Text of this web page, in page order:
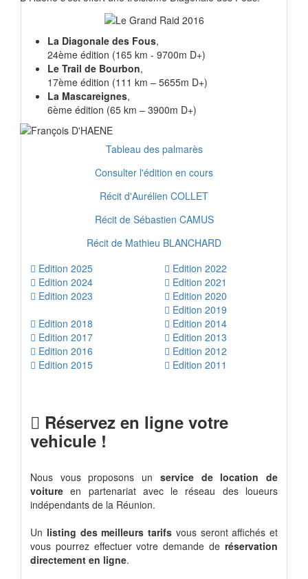
La Diagonale des Fous,
24ème édition (165 km - 9700m D+)
Le Trail de Bourbon,
17ème édition (111 km – 5655m D+)
La Mascareignes,
6ème édition (65 km – 3900m D+)
Tableau des palmarès
Consulter l'édition en cours
Récit d'Aurélien COLLET
Récit de Sébastien CAMUS
Récit de Mathieu BLANCHARD
Edition 2025
Edition 2024
Edition 2023
Edition 2022
Edition 2021
Edition 2020
Edition 2019
Edition 2018
Edition 2017
Edition 2016
Edition 2015
Edition 2014
Edition 2013
Edition 2012
Edition 2011
Réservez en ligne votre
vehicule !
Nous vous proposons un service de location de
voiture en partenariat avec le réseau des loueurs
indépendants de la Réunion.
Un listing des meilleurs tarifs vous seront affichés et
vous pourrez effectuer votre demande de réservation
directement en ligne.